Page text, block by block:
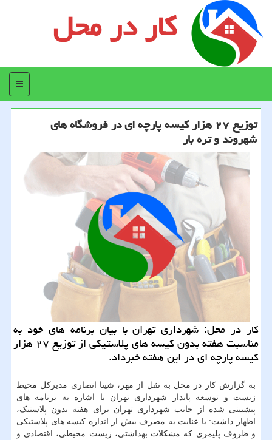
کار در محل
منو
توزیع ۲۷ هزار كیسه پارچه ای در فروشگاه های
شهروند و تره بار
كار در محل: شهرداری تهران با بیان برنامه های خود به
مناسبت هفته بدون كیسه های پلاستیكی از توزیع ۲۷ هزار
كیسه پارچه ای در این هفته خبرداد.
به گزارش کار در محل به نقل از مهر، شینا انصاری مدیرکل محیط
زیست و توسعه پایدار شهرداری تهران با اشاره به برنامه های
پیشبینی شده از جانب شهرداری تهران برای هفته بدون پلاستیک،
اظهار داشت: با عنایت به مصرف بیش از اندازه کیسه های پلاستیکی
و ظروف پلیمری که مشکلات بهداشتی، زیست محیطی، اقتصادی و